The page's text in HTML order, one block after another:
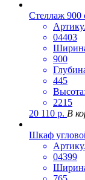
Стеллаж
04403
900
445
Высота:
2215
20 110 р. В
Шкаф
04399